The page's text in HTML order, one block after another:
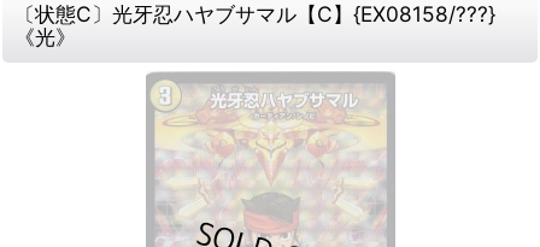
〔状態C〕光牙忍ハヤブサマル【C】{EX08158/???}
《光》